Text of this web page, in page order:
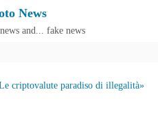
News
and... fake news
criptovalute paradiso di illegalità»